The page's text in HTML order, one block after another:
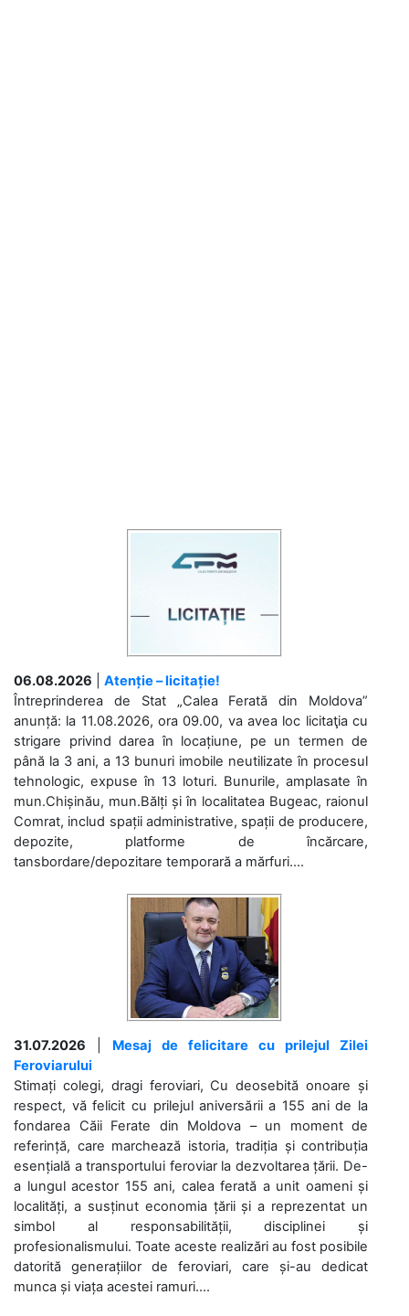
06.08.2026
Atenție – licitație!
Întreprinderea de Stat „Calea Ferată din Moldova”
anunță: la 11.08.2026, ora 09.00, va avea loc licitaţia cu
strigare privind darea în locațiune, pe un termen de
până la 3 ani, a 13 bunuri imobile neutilizate în procesul
tehnologic, expuse în 13 loturi. Bunurile, amplasate în
mun.Chișinău, mun.Bălți și în localitatea Bugeac, raionul
Comrat, includ spații administrative, spații de producere,
depozite, platforme de încărcare,
tansbordare/depozitare temporară a mărfuri....
31.07.2026
Mesaj de felicitare cu prilejul Zilei
Feroviarului
Stimați colegi, dragi feroviari, Cu deosebită onoare și
respect, vă felicit cu prilejul aniversării a 155 ani de la
fondarea Căii Ferate din Moldova – un moment de
referință, care marchează istoria, tradiția și contribuția
esențială a transportului feroviar la dezvoltarea țării. De-
a lungul acestor 155 ani, calea ferată a unit oameni și
localități, a susținut economia țării și a reprezentat un
simbol al responsabilității, disciplinei și
profesionalismului. Toate aceste realizări au fost posibile
datorită generațiilor de feroviari, care și-au dedicat
munca și viața acestei ramuri....